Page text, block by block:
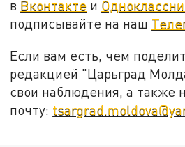
в Вконтакте и
подписывайте на наш
Если вам есть, чем
редакцией "Царьград
свои наблюдения, а также
почту: